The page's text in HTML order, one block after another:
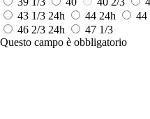
43 1/3 24h 44 24h 44
46 2/3 24h
47 1/3
Questo campo è obbligatorio